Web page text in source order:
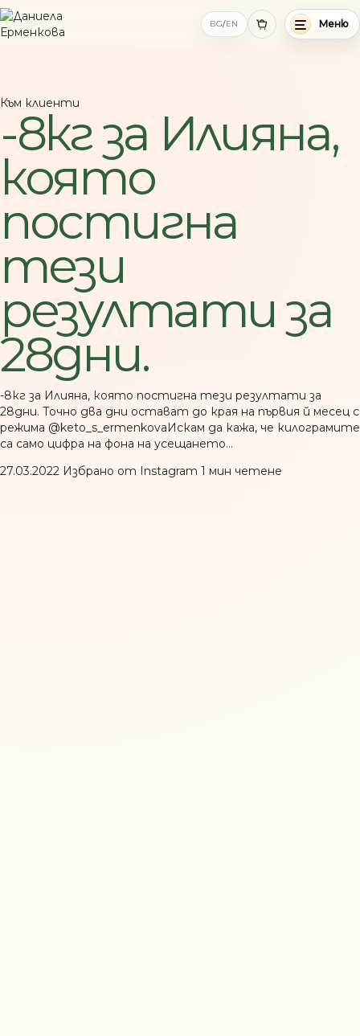
Меню
BG/EN
Към клиенти
-8кг за Илияна,
която
постигна
тези
резултати за
28дни.
-8кг за Илияна, която постигна тези резултати за
28дни. Точно два дни остават до края на първия й месец с
режима @keto_s_ermenkovaИскам да кажа, че килограмите
са само цифра на фона на усещането…
27.03.2022 Избрано от Instagram 1 мин четене